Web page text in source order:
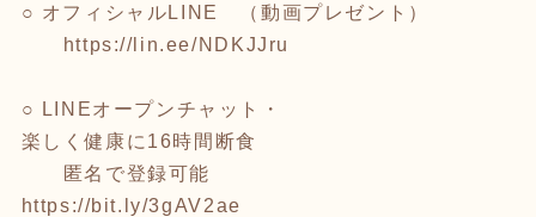
○ オフィシャルLINE （動画プレゼント）
https://lin.ee/NDKJJru
○ LINEオープンチャット・
楽しく健康に16時間断食
匿名で登録可能
https://bit.ly/3gAV2ae